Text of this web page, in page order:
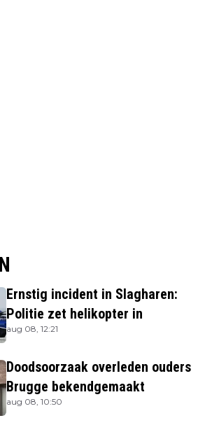
Ernstig incident in Slagharen:
Politie zet helikopter in
aug 08, 12:21
Doodsoorzaak overleden ouders
Brugge bekendgemaakt
aug 08, 10:50